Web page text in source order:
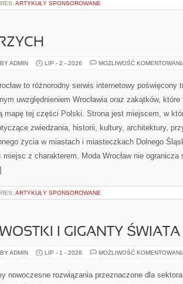
ARTYKUŁY SPONSOROWANE
ADMIN LIP - 2 - 2026 MOŻLIWOŚĆ
to różnorodny serwis internetowy
uwzględnieniem Wrocławia oraz zakątków,
mapę tej części Polski. Strona jest miejscem, w
zwiedzania, historii, kultury, architektury,
życia w miastach i miasteczkach Dolnego
miejsc z charakterem. Moda Wrocław nie ogranicza
ARTYKUŁY SPONSOROWANE
I GIGANTY ŚWIATA
ADMIN LIP - 1 - 2026 MOŻLIWOŚĆ
nowoczesne rozwiązania przeznaczone dla